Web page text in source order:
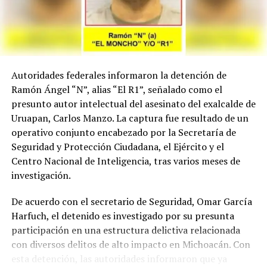
Autoridades federales informaron la detención de
Ramón Ángel “N”, alias “El R1”, señalado como el
presunto autor intelectual del asesinato del exalcalde de
Uruapan, Carlos Manzo. La captura fue resultado de un
operativo conjunto encabezado por la Secretaría de
Seguridad y Protección Ciudadana, el Ejército y el
Centro Nacional de Inteligencia, tras varios meses de
investigación.
De acuerdo con el secretario de Seguridad, Omar García
Harfuch, el detenido es investigado por su presunta
participación en una estructura delictiva relacionada
con diversos delitos de alto impacto en Michoacán. Con
esta detención, las autoridades informaron que ya